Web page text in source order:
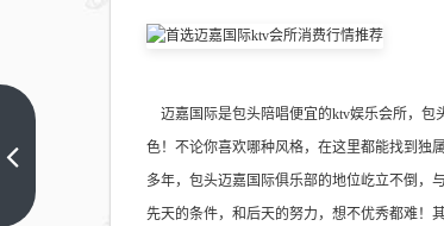
迈嘉国际是包头陪唱便宜的ktv娱乐会所，包
色！不论你喜欢哪种风格，在这里都能找到独
多年，包头迈嘉国际俱乐部的地位屹立不倒，
先天的条件，和后天的努力，想不优秀都难！